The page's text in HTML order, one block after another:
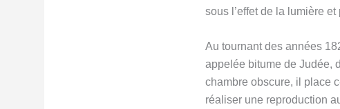
sous l’effet de la lumière
Au tournant des années
appelée bitume de Judée,
chambre obscure, il place
réaliser une reproduction